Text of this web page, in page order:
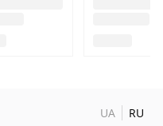
UA RU